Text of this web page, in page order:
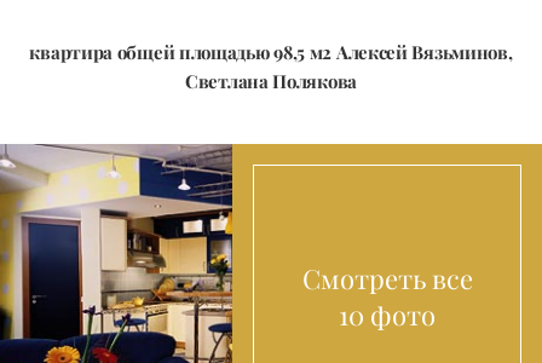
квартира общей площадью 98,5 м2 Алексей Вязьминов,
Светлана Полякова
Смотреть все
10 фото